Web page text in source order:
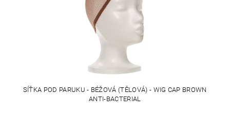
SÍŤKA POD PARUKU - BÉŽOVÁ (TĚLOVÁ) - WIG CAP BROWN
ANTI-BACTERIAL